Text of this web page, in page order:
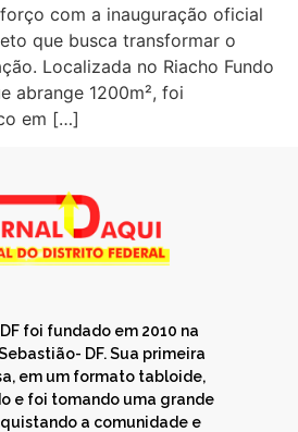
com a inauguração oficial
que busca transformar o
Localizada no Riacho Fundo
abrange 1200m², foi
em […]
foi fundado em 2010 na
DF. Sua primeira
em um formato tabloide,
e foi tomando uma grande
a comunidade e